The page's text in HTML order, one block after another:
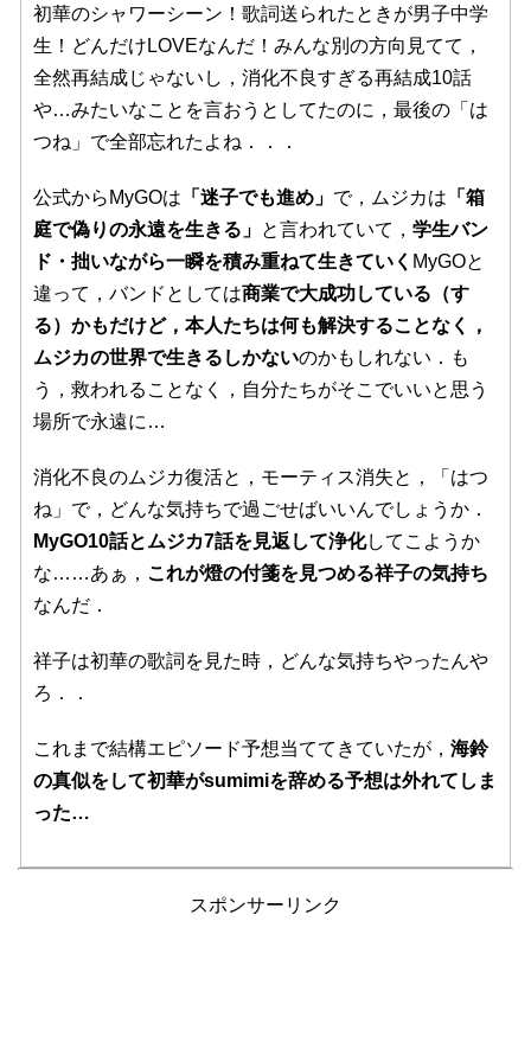
初華のシャワーシーン！歌詞送られたときが男子中学
生！どんだけLOVEなんだ！みんな別の方向見てて，
全然再結成じゃないし，消化不良すぎる再結成10話
や…みたいなことを言おうとしてたのに，最後の「は
つね」で全部忘れたよね．．．
公式からMyGOは 「迷子でも進め」 で，ムジカは 「箱
庭で偽りの永遠を生きる」 と言われていて， 学生バン
ド・拙いながら一瞬を積み重ねて生きていく MyGOと
違って，バンドとしては商業で大成功している（す
る）かもだけど，本人たちは何も解決することなく，
ムジカの世界で生きるしかないのかもしれない．も
う，救われることなく，自分たちがそこでいいと思う
場所で永遠に…
消化不良のムジカ復活と，モーティス消失と，「はつ
ね」で，どんな気持ちで過ごせばいいんでしょうか．
MyGO10話とムジカ7話を見返して浄化してこようか
な……あぁ， これが燈の付箋を見つめる祥子の気持ち
なんだ．
祥子は初華の歌詞を見た時，どんな気持ちやったんや
ろ．．
これまで結構エピソード予想当ててきていたが， 海鈴
の真似をして初華がsumimiを辞める予想は外れてしま
った…
スポンサーリンク